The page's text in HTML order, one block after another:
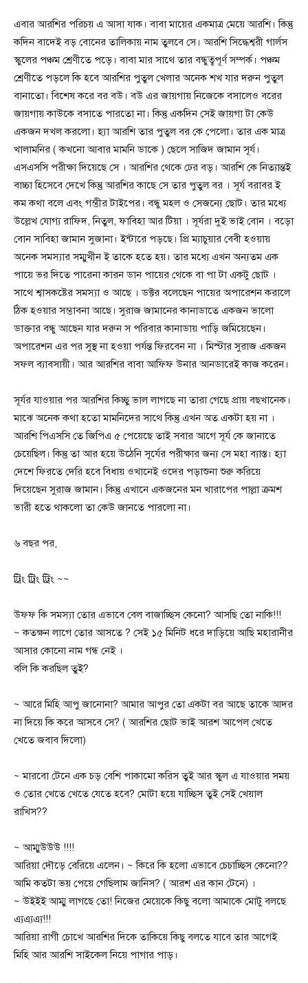
এবার আরশির পরিচয় এ আসা যাক। বাবা মায়ের একমাত্র মেয়ে আরশি। কিন্তু
কদিন বাদেই বড় বোনের তালিকায় নাম তুলবে সে। আরশি সিদ্ধেশ্বরী গার্লস
স্কুলের পঞ্চম শ্রেণীতে পড়ে। বাবা মার সাথে তার বন্ধুত্বপূর্ণ সম্পর্ক। পঞ্চম
শ্রেণীতে পড়লে কি হবে আরশির পুতুল খেলার অনেক শখ যার দরুন পুতুল
বানাতো। বিশেষ করে বর বউ। বউ এর জায়গায় নিজেকে বসালেও বরের
জায়গায় কাউকে বসাতে পারতো না। কিন্তু একদিন সেই জায়গা টা কেউ
একজন দখল করলো। হ্যা আরশি তার পুতুল বর কে পেলো। তার এক মাত্র
খালামনির ( কখনো আবার মামনি ডাকে ) ছেলে সাজিদ জামান সূর্য।
এসএসসি পরীক্ষা দিয়েছে সে । আরশির থেকে ঢের বড়। আরশি কে নিত্যান্তই
বাচ্চা হিসেবে দেখে কিন্তু আরশির কাছে সে তার পুতুল বর । সূর্য বরাবর ই
কম কথা বলে এবং গম্ভীর টাইপের। বন্ধু মহল ও সেজন্যে ছোট। তার মধ্যে
উল্লেখ যোগ্য রাফিদ, নিতুল, ফাবিহা আর টিয়া । সূর্যরা দুই ভাই বোন । বড়ো
বোন সাবিহা জামান সুজানা। ইন্টারে পড়ছে। প্রি ম্যাচুয়ার বেবী হওয়ায়
অনেক সমস্যার সম্মুখীন ই তাকে হতে হয়। তার মধ্যে এখন অন্যতম এক
পায়ে ভর দিতে পারেনা কারন ডান পায়ের থেকে বা পা টা একটু ছোট ।
সাথে শ্বাসকষ্টের সমস্যা ও আছে । ডক্টর বলেছেন পায়ের অপারেশন করালে
ঠিক হওয়ার সম্ভাবনা আছে। সুরাজ জামানের কানাডাতে একজন ভালো
ডাক্তার বন্ধু আছেন যার দরুন স পরিবার কানাডায় পাড়ি জমিয়েছেন।
অপারেশন এর পর সুস্থ না হওয়া পর্যন্ত ফিরবেন না । মিস্টার সুরাজ একজন
সফল ব্যাবসায়ী। আর আরশির বাবা আফিফ উনার আনডারেই কাজ করেন।
সূর্যর যাওয়ার পর আরশির কিচ্ছু ভাল লাগছে না তারা গেছে প্রায় বছখানেক।
মাঝে অনেক কথা হতো মামনিদের সাথে কিন্তু এখন অত একটা হয় না ।
আরশি পিএসসি তে জিপিএ ৫ পেয়েছে তাই সবার আগে সূর্য কে জানাতে
চেয়েছিল। কিন্তু তা আর হয়ে উঠেনি সূর্যের পরীক্ষার জন্য সে মহা ব্যাস্ত। হ্যা
দেশে ফিরতে দেরি হবে বিধায় ওখানেই ওদের পড়াশুনা শুরু করিয়ে
দিয়েছেন সুরাজ জামান। কিন্তু এখানে একজনের মন খারাপের পাল্লা ক্রমশ
ভারী হতে থাকলো তা কেউ জানতে পারলো না।
৬ বছর পর,
ট্রিং ট্রিং ট্রিং ~~
উফফ কি সমস্যা তোর এভাবে বেল বাজাচ্ছিস কেনো? আসছি তো নাকি!!!
~ কতক্ষন লাগে তোর আসতে ? সেই ১৫ মিনিট ধরে দাড়িয়ে আছি মহারানীর
আসার কোনো নাম গন্ধ নেই ।
বলি কি করছিল তুই?
~ আরে মিহি আপু জানোনা? আমার আপুর তো একটা বর আছে তাকে আদর
না দিয়ে কি করে আসবে সে? ( আরশির ছোট ভাই আরশ আপেল খেতে
খেতে জবাব দিলো)
~ মারবো টেনে এক চড় বেশি পাকামো করিস তুই আর স্কুল এ যাওয়ার সময়
ও তোর খেতে খেতে যেতে হবে? মোটা হয়ে যাচ্ছিস তুই সেই খেয়াল
রাখিস??
~ আম্মুউউউ !!!!
আরিয়া দৌড়ে বেরিয়ে এলেন। ~ কিরে কি হলো এভাবে চেচাচ্ছিস কেনো??
আমি কতটা ভয় পেয়ে গেছিলাম জানিস? ( আরশ এর কান টেনে) ।
~ উইইই আম্মু লাগছে তো! নিজের মেয়েকে কিছু বলো আমাকে মোটু বলছে
এ্যএ্যএ্য!!!
আরিয়া রাগী চোখে আরশির দিকে তাকিয়ে কিছু বলতে যাবে তার আগেই
মিহি আর আরশি সাইকেল নিয়ে পাগার পাড়।